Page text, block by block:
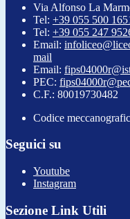
Via Alfonso La
Tel: +39 055 500
Tel: +39 055 247
Email:
mail
Email:
PEC:
C.F.: 80019730482
Codice
Seguici su
Youtube
Instagram
Sezione Link Utili